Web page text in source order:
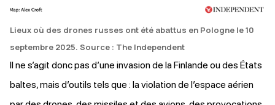
Lieux où des drones russes ont été abattus en Pologne le 10
septembre 2025. Source : The Independent
Il ne s’agit donc pas d’une invasion de la Finlande ou des États
baltes, mais d’outils tels que : la violation de l’espace aérien